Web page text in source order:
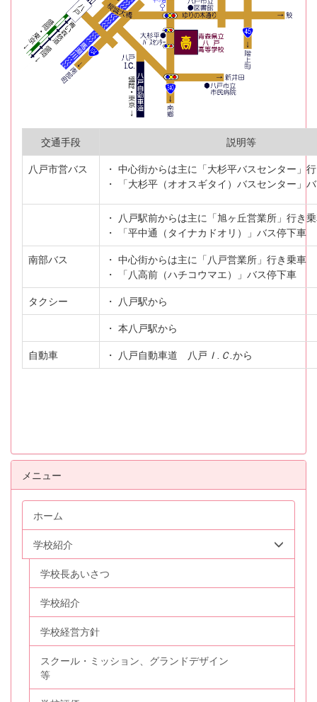
交通手段 説明等
八戸市営バス
・ 中心街からは主に「大杉平バスセンター」
・ 「大杉平（オオスギタイ）バスセンター」
・ 八戸駅前からは主に「旭ヶ丘営業所」行き
・ 「平中通（タイナカドオリ）」バス停下車
南部バス
・ 中心街からは主に「八戸営業所」行き乗車
・ 「八高前（ハチコウマエ）」バス停下車
タクシー ・ 八戸駅から
・ 本八戸駅から
自動車 ・ 八戸自動車道 八戸 Ｉ.Ｃ.から
メニュー
ホーム
学校紹介
学校長あいさつ
学校紹介
学校経営方針
スクール・ミッション、グランドデザイン
等